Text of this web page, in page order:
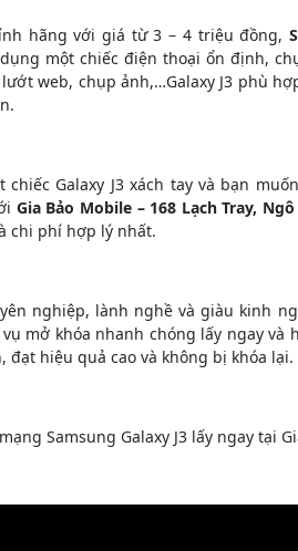
hãng với giá từ 3 – 4 triệu đồng,
một chiếc điện thoại ổn định,
web, chụp ảnh,…Galaxy J3 phù
chiếc Galaxy J3 xách tay và bạn
Gia Bảo Mobile – 168 Lạch Tray,
chi phí hợp lý nhất.
nghiệp, lành nghề và giàu kinh
mở khóa nhanh chóng lấy ngay
đạt hiệu quả cao và không bị khóa lại.
Samsung Galaxy J3 lấy ngay tại